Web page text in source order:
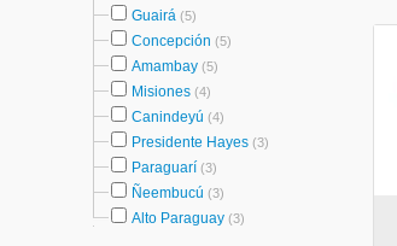
Guairá (5)
Concepción (5)
Amambay (5)
Misiones (4)
Canindeyú (4)
Presidente Hayes (3)
Paraguarí (3)
Ñeembucú (3)
Alto Paraguay (3)